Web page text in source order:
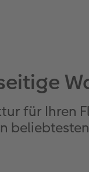
für Ihren